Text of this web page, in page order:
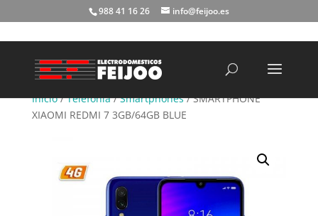
988 41 16 26 info@feijoo.es
Inicio/Telefonía/Smartphones/ SMARTPHONE
XIAOMI REDMI 7 3GB/64GB BLUE